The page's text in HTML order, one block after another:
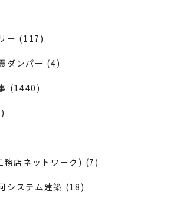
ー (117)
ダンパー (4)
(1440)
務店ネットワーク) (7)
システム建築 (18)